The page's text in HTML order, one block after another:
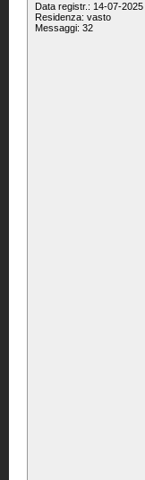
Data registr.: 14-07-2025
Residenza: vasto
Messaggi: 32